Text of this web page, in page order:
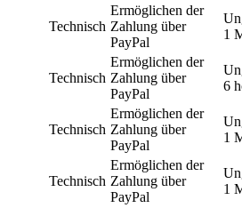
Technisch
Ermöglichen der
Zahlung über
PayPal
1
Technisch
Ermöglichen der
Zahlung über
PayPal
6
Technisch
Ermöglichen der
Zahlung über
PayPal
1
Technisch
Ermöglichen der
Zahlung über
PayPal
1